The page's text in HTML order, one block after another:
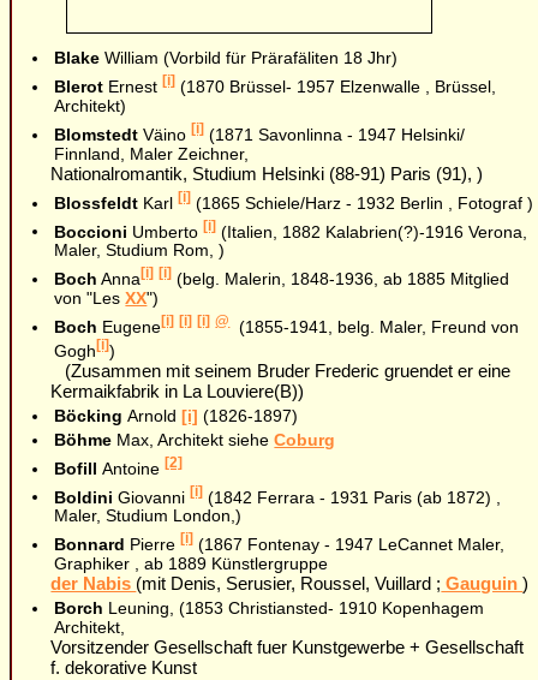
BlakeWilliam (Vorbild für Prärafäliten 18 Jhr)
Blerot Ernest[i] (1870 Brüssel- 1957 Elzenwalle , Brüssel,
Architekt)
BlomstedtVäino[i] (1871 Savonlinna - 1947 Helsinki/
Finnland, Maler Zeichner,
Nationalromantik, Studium Helsinki (88-91) Paris (91), )
Blossfeldt Karl[i] (1865 Schiele/Harz - 1932 Berlin , Fotograf )
Boccioni Umberto[i] (Italien, 1882 Kalabrien(?)-1916 Verona,
Maler, Studium Rom, )
Boch Anna[i] [i] (belg. Malerin, 1848-1936, ab 1885 Mitglied
von "LesXX")
Boch Eugene[i] [i] [i] @(1855-1941, belg. Maler, Freund von
Gogh[i])
(Zusammen mit seinem Bruder Frederic gruendet er eine
Kermaikfabrik in La Louviere(B))
BöckingArnold[i] (1826-1897)
Böhme Max, Architekt sieheCoburg
BofillAntoine[2]
BoldiniGiovanni[i] (1842 Ferrara - 1931 Paris (ab 1872) ,
Maler, Studium London,)
Bonnard Pierre[i] (1867 Fontenay - 1947 LeCannet Maler,
Graphiker , ab 1889 Künstlergruppe
der Nabis (mit Denis, Serusier, Roussel, Vuillard ; Gauguin)
Borch Leuning, (1853 Christiansted- 1910 Kopenhagem
Architekt,
Vorsitzender Gesellschaft fuer Kunstgewerbe + Gesellschaft
f. dekorative Kunst